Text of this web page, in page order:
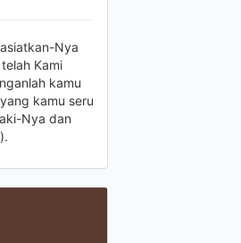
Nya
Kami
kamu
kamu seru
Nya dan